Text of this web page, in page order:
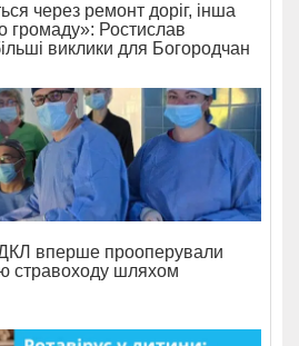
через ремонт доріг, інша
громаду»: Ростислав
виклики для Богородчан
вперше прооперували
стравоходу шляхом